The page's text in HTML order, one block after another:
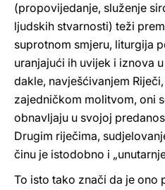
(propovijedanje, služenje
ljudskih stvarnosti) teži
suprotnom smjeru, liturgija
uranjajući ih uvijek i iznova
dakle, navješćivanjem
zajedničkom molitvom, oni
obnavljaju u svojoj
Drugim riječima,
činu je istodobno i
To isto tako znači da je ono